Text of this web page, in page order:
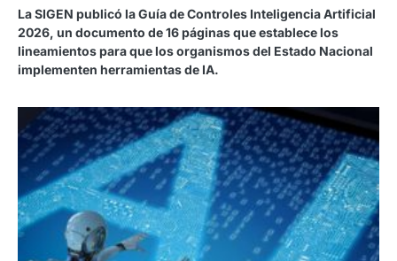
La SIGEN publicó la Guía de Controles Inteligencia Artificial
2026, un documento de 16 páginas que establece los
lineamientos para que los organismos del Estado Nacional
implementen herramientas de IA.